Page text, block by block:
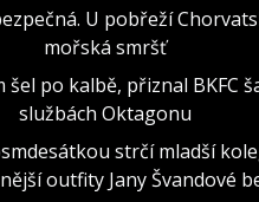
U pobřeží
mořská smršť
šel po kalbě, přiznal BKFC
službách Oktagonu
strčí mladší
outfity Jany Švandové